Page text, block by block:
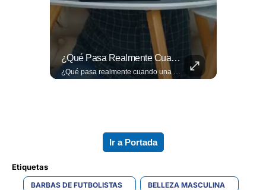
¿Qué Pasa Realmente Cuando Una Persona Tiene Deudas?
Ir a Portada
Etiquetas
BARBAS DE FUTBOLISTAS BELLEZA MASCULINA